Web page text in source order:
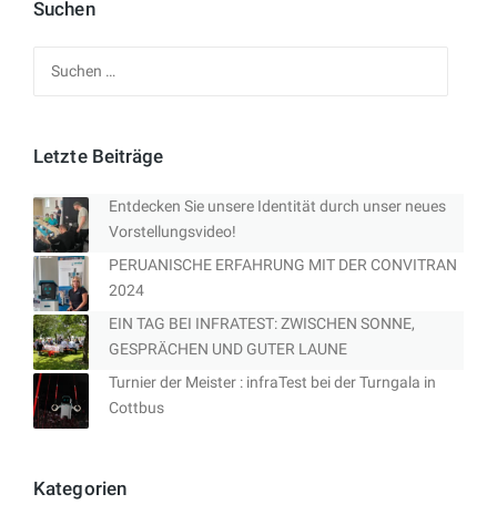
Suchen
Letzte Beiträge
Entdecken Sie unsere Identität durch unser neues
Vorstellungsvideo!
PERUANISCHE ERFAHRUNG MIT DER CONVITRAN
2024
EIN TAG BEI INFRATEST: ZWISCHEN SONNE,
GESPRÄCHEN UND GUTER LAUNE
Turnier der Meister : infraTest bei der Turngala in
Cottbus
Kategorien